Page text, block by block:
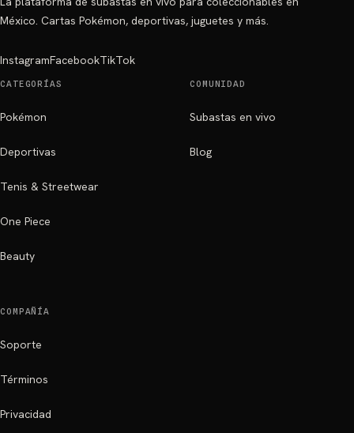
México. Cartas Pokémon, deportivas, juguetes y más.
InstagramFacebookTikTok
CATEGORÍAS
Pokémon
Deportivas
Tenis & Streetwear
One Piece
Beauty
COMUNIDAD
Subastas en vivo
Blog
COMPAÑÍA
Soporte
Términos
Privacidad